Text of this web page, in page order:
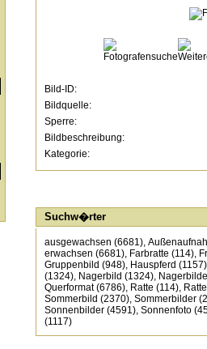
Bild-ID:
Bildquelle:
Sperre:
Bildbeschreibung:
Kategorie:
Suchw�rter
ausgewachsen (6681),
erwachsen (6681), Farbratte (114),
Gruppenbild (948), Hauspferd (1157)
(1324), Nagerbild (1324),
Querformat (6786), Ratte (114),
Sommerbild (2370), Sommerbilder
Sonnenbilder (4591), Sonnenfoto
(1117)